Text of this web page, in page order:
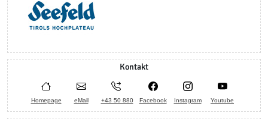
Kontakt
Homepage eMail +43 50 880 Facebook Instagram Youtube